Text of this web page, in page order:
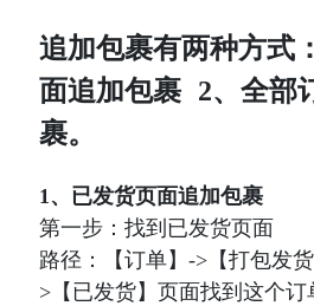
追加包裹有两种方式
面追加包裹  2、全部
裹。
1、已发货页面追加包裹
第一步：找到已发货页面
路径：【订单】->【打包发
>【已发货】页面找到这个订